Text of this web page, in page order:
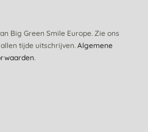
Big Green Smile Europe. Zie ons
tijde uitschrijven. Algemene
.